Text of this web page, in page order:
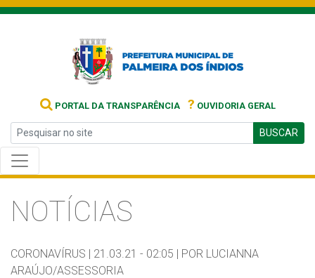
PORTAL DA TRANSPARÊNCIA ? OUVIDORIA GERAL
BUSCAR
NOTÍCIAS
CORONAVÍRUS | 21.03.21 - 02:05 | POR LUCIANNA
ARAÚJO/ASSESSORIA